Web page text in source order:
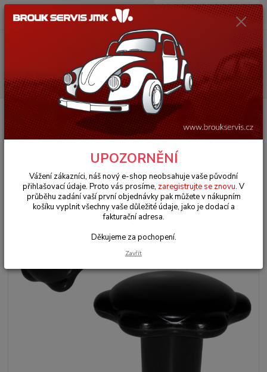
Menu
Hledat
(Po-Pá, 9-18 hod.)
0ks
za0 Kč
Úvod Porsche 356/911/912 Interiér (Interior)
Kolečko regulace topení/
černé - Porsche 356 B (1959 » 63)
Kolečko regulace topení/černé -
Porsche 356 B (1959 » 63)
UPOZORNĚNÍ
Vážení zákazníci, náš nový e-shop neobsahuje vaše původní
přihlašovací údaje. Proto vás prosíme, zaregistrujte se znovu. V
průběhu zadání vaší první objednávky pak můžete v nákupním
košíku vyplnit všechny vaše důležité údaje, jako je dodací a
fakturační adresa.
Děkujeme za pochopení.
Zavřít